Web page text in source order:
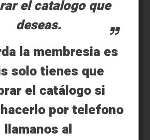
el catalogo que
deseas.
la membresia es
solo tienes que
el catálogo si
por telefono
llamanos al